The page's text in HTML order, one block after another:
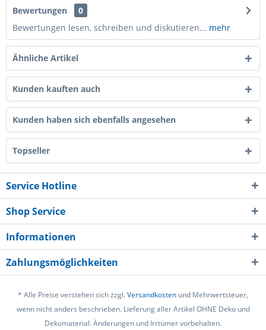
Bewertungen
0
Bewertungen lesen, schreiben und diskutieren... mehr
Ähnliche Artikel
Kunden kauften auch
Kunden haben sich ebenfalls angesehen
Topseller
Service Hotline
Shop Service
Informationen
Zahlungsmöglichkeiten
* Alle Preise verstehen sich zzgl.Versandkosten und Mehrwertsteuer,
wenn nicht anders beschrieben. Lieferung aller Artikel OHNE Deko und
Dekomaterial. Änderungen und Irrtümer vorbehalten.